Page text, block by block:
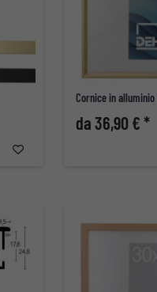
Cornice in alluminio
da 36,90 € *